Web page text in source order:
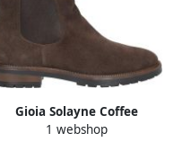
Gioia Solayne Coffee
1 webshop